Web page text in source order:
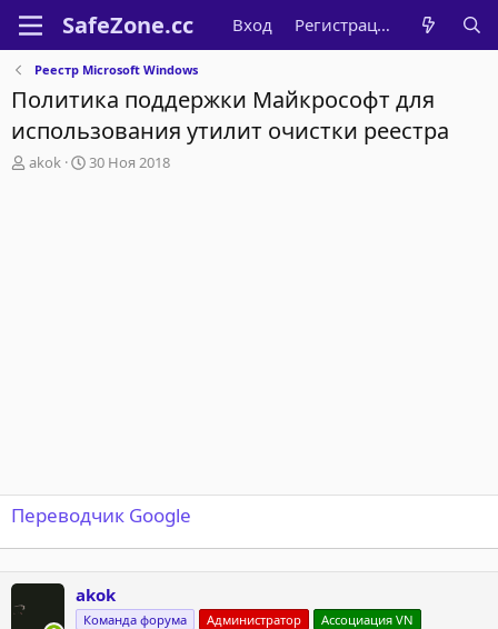
Вход Регистрация
Реестр Microsoft Windows
Политика поддержки Майкрософт для
использования утилит очистки реестра
А
akok
Д
30 Ноя 2018
Переводчик Google
akok
Команда форума Администратор Ассоциация VN